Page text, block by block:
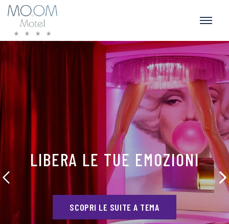
LIBERA LE TUE EMOZIONI
SCOPRI LE SUITE A TEMA